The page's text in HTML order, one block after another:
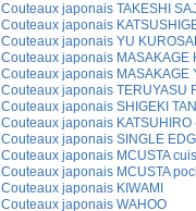
Couteaux japonais TAKESHI SAJI
Couteaux japonais
Couteaux japonais YU
Couteaux japonais MASAKAGE
Couteaux japonais MASAKAGE
Couteaux japonais TERUYASU
Couteaux japonais SHIGEKI
Couteaux japonais KATSUHIRO
Couteaux japonais SINGLE
Couteaux japonais MCUSTA
Couteaux japonais MCUSTA
Couteaux japonais KIWAMI
Couteaux japonais WAHOO